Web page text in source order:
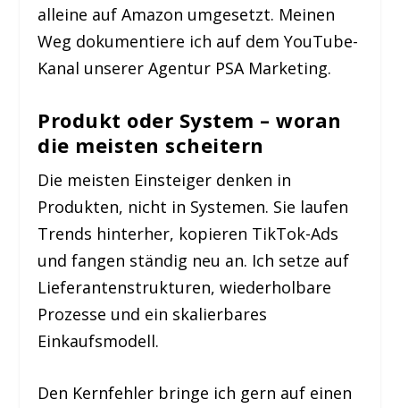
alleine auf Amazon umgesetzt. Meinen
Weg dokumentiere ich auf dem YouTube-
Kanal unserer Agentur PSA Marketing.
Produkt oder System – woran
die meisten scheitern
Die meisten Einsteiger denken in
Produkten, nicht in Systemen. Sie laufen
Trends hinterher, kopieren TikTok-Ads
und fangen ständig neu an. Ich setze auf
Lieferantenstrukturen, wiederholbare
Prozesse und ein skalierbares
Einkaufsmodell.
Den Kernfehler bringe ich gern auf einen